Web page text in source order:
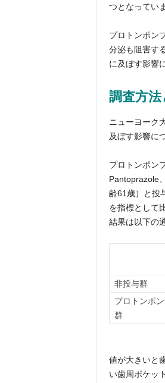
つとなってい
プロトンポン
分泌も阻害す
に及ぼす影響
調査方
ニューヨーク
及ぼす影響に
プロトンポン
Pantoprazole
齢61歳）と投
を指標として
結果は以下の
非投与群
プロトンポ
群
値が大きいと
い歯周ポケッ